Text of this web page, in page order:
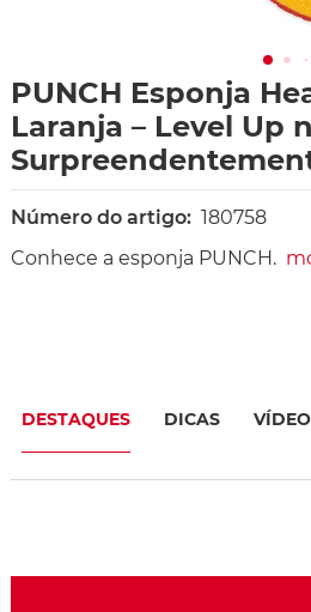
PUNCH Esponja
Laranja – Level Up
Número do artigo: 180758
Conhece a esponja PUNCH.
DESTAQUES DICAS VÍDEO